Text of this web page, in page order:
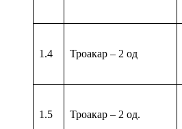
1.4 Троакар – 2 од
1.5 Троакар – 2 од.